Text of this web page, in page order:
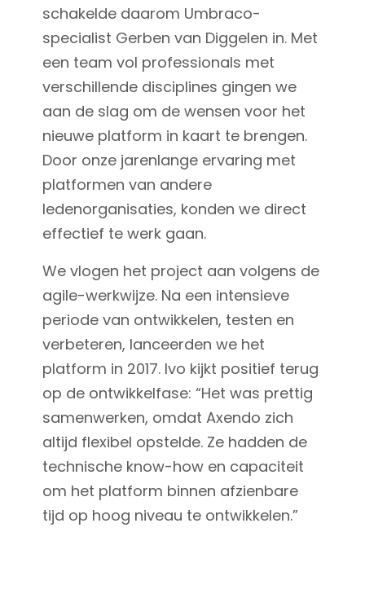
schakelde daarom Umbraco-
specialist Gerben van Diggelen in. Met
een team vol professionals met
verschillende disciplines gingen we
aan de slag om de wensen voor het
nieuwe platform in kaart te brengen.
Door onze jarenlange ervaring met
platformen van andere
ledenorganisaties, konden we direct
effectief te werk gaan.
We vlogen het project aan volgens de
agile-werkwijze. Na een intensieve
periode van ontwikkelen, testen en
verbeteren, lanceerden we het
platform in 2017. Ivo kijkt positief terug
op de ontwikkelfase: “Het was prettig
samenwerken, omdat Axendo zich
altijd flexibel opstelde. Ze hadden de
technische know-how en capaciteit
om het platform binnen afzienbare
tijd op hoog niveau te ontwikkelen.”